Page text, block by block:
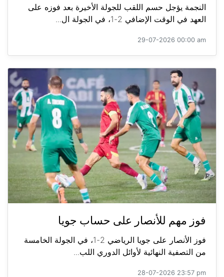
النجمة يؤجل حسم اللقب للجولة الأخيرة بعد فوزه على
العهد في الوقت الإضافي 2-1، في الجولة ال...
29-07-2026 00:00 am
فوز مهم للأنصار على حساب جويا
فوز الأنصار على جويا الرياضي 2-1، في الجولة الخامسة
من التصفية النهائية لأوائل الدوري اللب...
28-07-2026 23:57 pm